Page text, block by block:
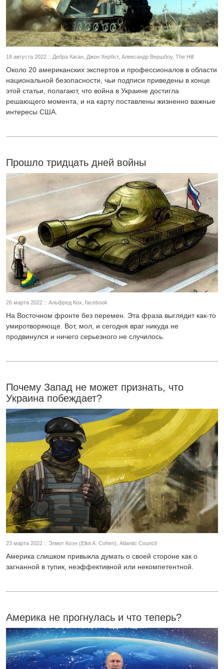
18 августа 2022 :: Дебра Каган, Джон Хербст, Александр Вершбоу, The Hill
Около 20 американских экспертов и профессионалов в области
национальной безопасности, чьи подписи приведены в конце
этой статьи, полагают, что война в Украине достигла
решающего момента, и на карту поставлены жизненно важные
интересы США.
Прошло тридцать дней войны
26 марта 2022 :: Альфред Кох, facebook
На Восточном фронте без перемен. Эта фраза выглядит как-то
умиротворяюще. Вот, мол, и сегодня враг никуда не
продвинулся и ничего серьезного не случилось.
Почему Запад не может признать, что
Украина побеждает?
23 марта 2022 :: Элиот Коэн (Eliot A. Cohen), Atlantic Council
Америка слишком привыкла думать о своей стороне как о
загнанной в тупик, неэффективной или некомпетентной.
Америка не прогнулась и что теперь?